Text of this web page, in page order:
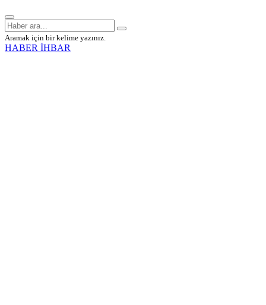
Aramak için bir kelime yazınız.
HABER İHBAR